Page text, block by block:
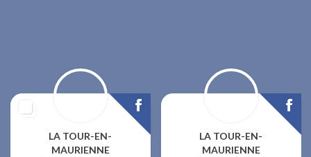
LA TOUR-EN-
MAURIENNE
LA TOUR-EN-
MAURIENNE